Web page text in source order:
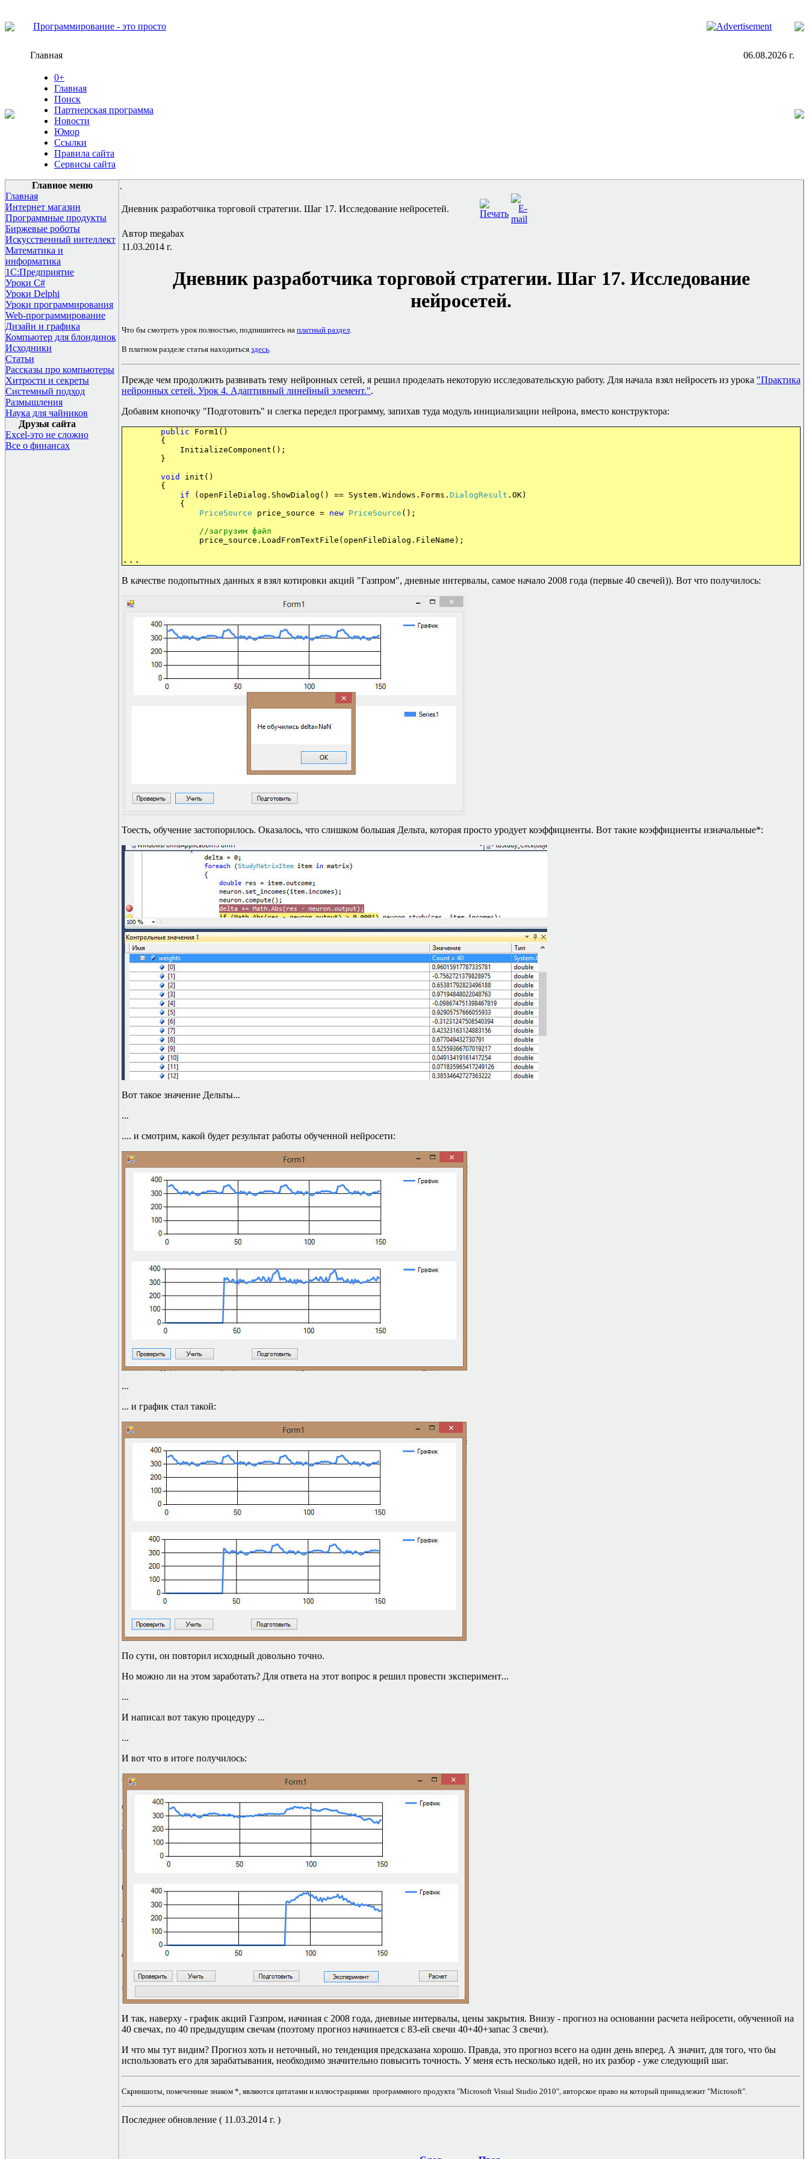
Программирование - это просто
Главная 06.08.2026 г.
0+
Главная
Поиск
Партнерская программа
Новости
Юмор
Ссылки
Правила сайта
Сервисы сайта
Главное меню
Главная
Интернет магазин
Программные продукты
Биржевые роботы
Искусственный интеллект
Математика и
информатика
1С:Предприятие
Уроки C#
Уроки Delphi
Уроки программирования
Web-программирование
Дизайн и графика
Компьютер для блондинок
Исходники
Статьи
Рассказы про компьютеры
Хитрости и секреты
Системный подход
Размышления
Наука для чайников
Друзья сайта
Excel-это не сложно
Все о финансах
.
Дневник разработчика торговой стратегии. Шаг 17. Исследование нейросетей.
Автор megabax
11.03.2014 г.
Дневник разработчика торговой стратегии. Шаг 17. Исследование
нейросетей.
Что бы смотреть урок полностью, подпишитесь на платный раздел
В платном разделе статья находиться здесь
Прежде чем продолжить развивать тему нейронных сетей, я решил проделать некоторую исследовательскую работу. Для начала взял нейросеть из урока "Практика
нейронных сетей. Урок 4. Адаптивный линейный элемент.".
Добавим кнопочку "Подготовить" и слегка передел программу, запихав туда модуль инициализации нейрона, вместо конструктора:
public Form1()
{
InitializeComponent();
}
void
init()
{
if (openFileDialog.ShowDialog() == System.Windows.Forms. DialogResult .OK)
{
PriceSource price_source = new PriceSource ();
//загрузим файл
price_source.LoadFromTextFile(openFileDialog.FileName);
. . .
В качестве подопытных данных я взял котировки акций "Газпром", дневные интервалы, самое начало 2008 года (первые 40 свечей)). Вот что получилось:
Тоесть, обучение застопорилось. Оказалось, что слишком большая Дельта, которая просто уродует коэффициенты. Вот такие коэффициенты изначальные*:
Вот такое значение Дельты...
...
.... и смотрим, какой будет результат работы обученной нейросети:
...
... и график стал такой:
По сути, он повторил исходный довольно точно.
Но можно ли на этом заработать? Для ответа на этот вопрос я решил провести эксперимент...
...
И написал вот такую процедуру ...
...
И вот что в итоге получилось:
И так, наверху - график акций Газпром, начиная с 2008 года, дневные интервалы, цены закрытия. Внизу - прогноз на основании расчета нейросети, обученной на
40 свечах, по 40 предыдущим свечам (поэтому прогноз начинается с 83-ей свечи 40+40+запас 3 свечи).
И что мы тут видим? Прогноз хоть и неточный, но тенденция предсказана хорошо. Правда, это прогноз всего на один день вперед. А значит, для того, что бы
использовать его для зарабатывания, необходимо значительно повысить точность. У меня есть несколько идей, но их разбор - уже следующий шаг.
Скриншоты, помеченные знаком *, являются цитатами и иллюстрациями программного продукта "Microsoft Visual Studio 2010", авторское право на который принадлежит "Microsoft".
Последнее обновление ( 11.03.2014 г. )